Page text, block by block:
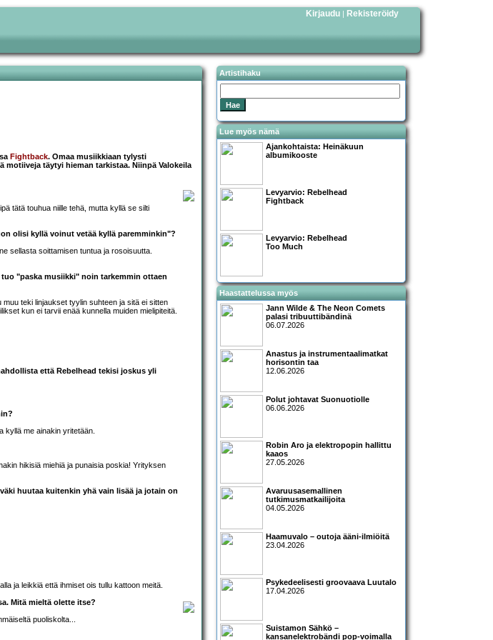
Kirjaudu | Rekisteröidy
Fightback. Omaa musiikkiaan tylysti
täytyi hieman tarkistaa. Niinpä Valokeila
tätä touhua niille tehä, mutta kyllä se silti
olisi kyllä voinut vetää kyllä paremminkin"?
sellasta soittamisen tuntua ja rosoisuutta.
"paska musiikki" noin tarkemmin ottaen
teki linjaukset tyylin suhteen ja sitä ei sitten
kun ei tarvii enää kunnella muiden mielipiteitä.
että Rebelhead tekisi joskus yli
kyllä me ainakin yritetään.
hikisiä miehiä ja punaisia poskia! Yrityksen
huutaa kuitenkin yhä vain lisää ja jotain on
ja leikkiä että ihmiset ois tullu kattoon meitä.
Mitä mieltä olette itse?
puoliskolta...
Artistihaku
Lue myös nämä
Ajankohtaista: Heinäkuun
albumikooste
Levyarvio: Rebelhead
Fightback
Levyarvio: Rebelhead
Too Much
Haastattelussa myös
Jann Wilde & The Neon Comets
palasi tribuuttibändinä
06.07.2026
Anastus ja instrumentaalimatkat
horisontin taa
12.06.2026
Polut johtavat Suonuotiolle
06.06.2026
Robin Aro ja elektropopin hallittu
kaaos
27.05.2026
Avaruusasemallinen
tutkimusmatkailijoita
04.05.2026
Haamuvalo – outoja ääni-ilmiöitä
23.04.2026
Psykedeelisesti groovaava Luutalo
17.04.2026
Suistamon Sähkö –
kansanelektrobändi pop-voimalla